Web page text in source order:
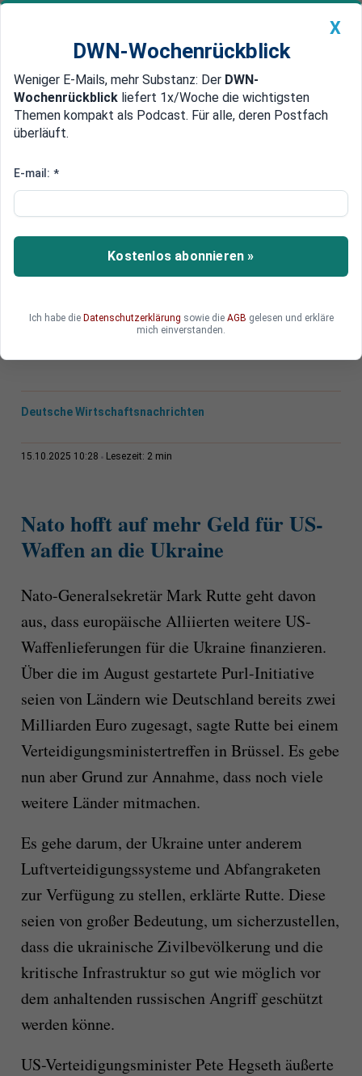
Newsticker MEIN DWN: Geldanlage Premium
Edelmetalle DWN-Magazin China
Purl-Initiative: Nato hofft auf
Ukraine
Nato-Generalsekretär Mark Rutte geht davon
aus, dass europäische Alliierten weitere US-
Deutschland hat bereits zwei Milliarden Euro
Deutsche Wirtschaftsnachrichten
15.10.2025 10:28 Lesezeit: 2 min
Nato hofft auf mehr Geld für US-
Waffen an die Ukraine
Nato-Generalsekretär Mark Rutte geht davon
aus, dass europäische Alliierten weitere US-
Waffenlieferungen für die Ukraine finanzieren.
Über die im August gestartete Purl-Initiative
seien von Ländern wie Deutschland bereits zwei
Milliarden Euro zugesagt, sagte Rutte bei einem
Verteidigungsministertreffen in Brüssel. Es gebe
nun aber Grund zur Annahme, dass noch viele
weitere Länder mitmachen.
Es gehe darum, der Ukraine unter anderem
Luftverteidigungssysteme und Abfangraketen
zur Verfügung zu stellen, erklärte Rutte. Diese
seien von großer Bedeutung, um sicherzustellen,
dass die ukrainische Zivilbevölkerung und die
kritische Infrastruktur so gut wie möglich vor
dem anhaltenden russischen Angriff geschützt
werden könne.
US-Verteidigungsminister Pete Hegseth äußerte
X
DWN-Wochenrückblick
Weniger E-Mails, mehr Substanz: Der DWN-
Wochenrückblick liefert 1x/Woche die wichtigsten
Themen kompakt als Podcast. Für alle, deren Postfach
überläuft.
E-mail: *
Kostenlos abonnieren »
Ich habe die Datenschutzerklärung sowie die AGB gelesen und erkläre
mich einverstanden.